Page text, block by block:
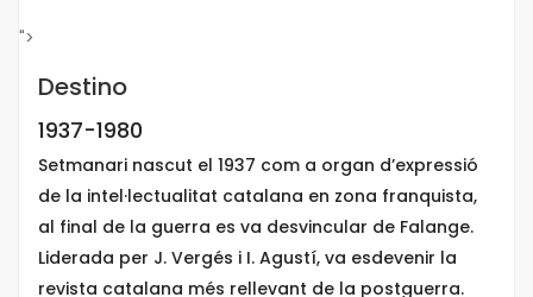
">
Destino
1937-1980
Setmanari nascut el 1937 com a organ d’expressió
de la intel·lectualitat catalana en zona franquista,
al final de la guerra es va desvincular de Falange.
Liderada per J. Vergés i I. Agustí, va esdevenir la
revista catalana més rellevant de la postguerra.